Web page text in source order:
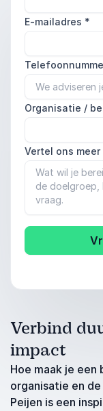
E-mailadres *
Organisatie /
Vertel ons
Verbind
impact
Hoe maak je een
organisatie en
Peijen is een